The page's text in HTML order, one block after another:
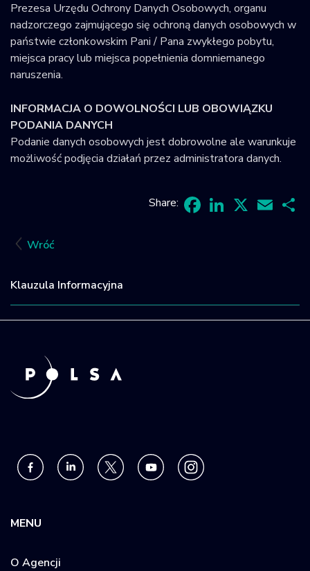
Wróć
Klauzula Informacyjna
Prezesa Urzędu Ochrony Danych Osobowych, organu
nadzorczego zajmującego się ochroną danych osobowych w
państwie członkowskim Pani / Pana zwykłego pobytu,
miejsca pracy lub miejsca popełnienia domniemanego
naruszenia.
INFORMACJA O DOWOLNOŚCI LUB OBOWIĄZKU
PODANIA DANYCH
Podanie danych osobowych jest dobrowolne ale warunkuje
możliwość podjęcia działań przez administratora danych.
Share:
MENU
O Agencji